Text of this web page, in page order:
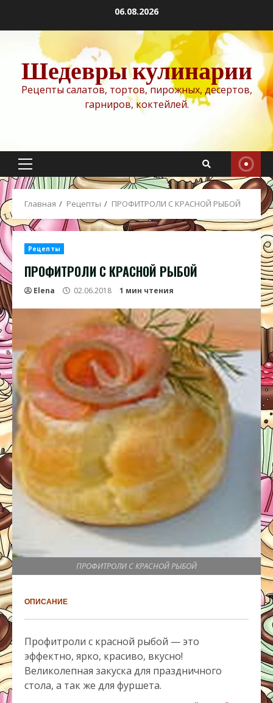
содержимому
06.08.2026
Шедевры кулинарии
Рецепты салатов, тортов, пирожных, десертов,
гарниров, коктейлей.
Основное
меню
Главная Рецепты ПРОФИТРОЛИ С КРАСНОЙ РЫБОЙ
Рецепты
ПРОФИТРОЛИ С КРАСНОЙ РЫБОЙ
Elena 02.06.2018 1 мин чтения
ПРОФИТРОЛИ С КРАСНОЙ РЫБОЙ
ОПИСАНИЕ
Профитроли с красной рыбой — это
эффектно, ярко, красиво, вкусно!
Великолепная закуска для праздничного
стола, а так же для фуршета.